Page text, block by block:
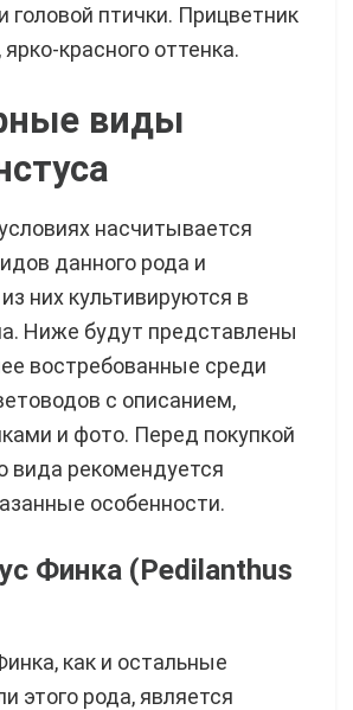
головой птички. Прицветник
красного оттенка.
виды
насчитывается
данного рода и
них культивируются в
Ниже будут представлены
востребованные среди
с описанием,
и фото. Перед покупкой
вида рекомендуется
особенности.
Финка (Pedilanthus
как и остальные
этого рода, является